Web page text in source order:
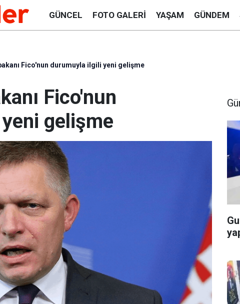
GÜNCEL FOTO GALERI YAŞAM GÜNDEM
Fico'nun durumuyla ilgili yeni gelişme
Fico'nun
gelişme